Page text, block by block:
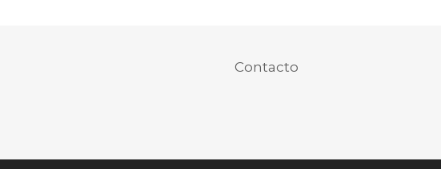
Contacto